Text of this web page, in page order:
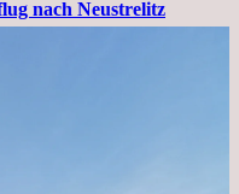
nach Neustrelitz